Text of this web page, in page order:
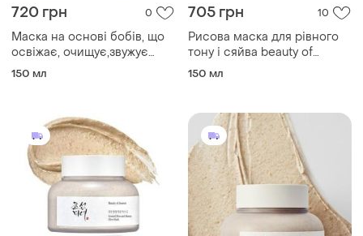
720 грн 0
Маска на основі бобів, що
освіжає, очищує,звужує
пори beauty of joseon red
150 мл
705 грн 10
Рисова маска для рівного
тону і сяйва beauty of
joseon ground rice and
150 мл